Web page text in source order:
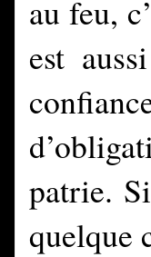
au feu,
est
patrie.
quelque